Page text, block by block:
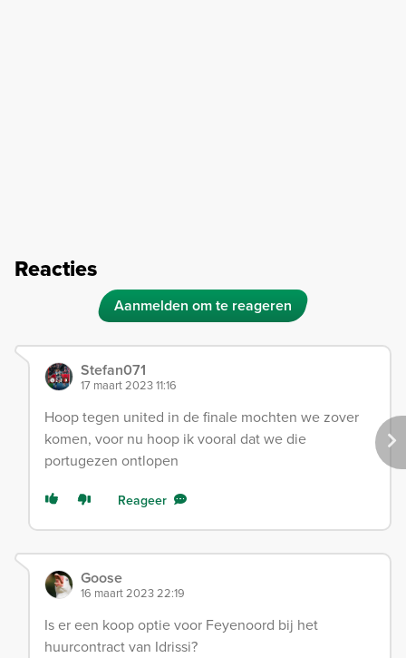
Reacties
Aanmelden om te reageren
Stefan071
17 maart 2023 11:16
Hoop tegen united in de finale mochten we zover
komen, voor nu hoop ik vooral dat we die
portugezen ontlopen
Reageer
Goose
16 maart 2023 22:19
Is er een koop optie voor Feyenoord bij het
huurcontract van Idrissi?